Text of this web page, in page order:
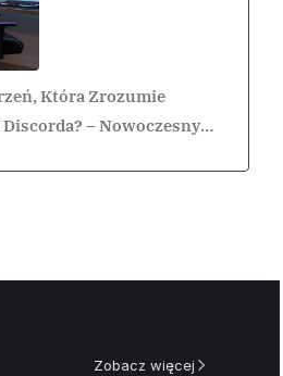
Która Zrozumie
– Nowoczesny
Zobacz więcej